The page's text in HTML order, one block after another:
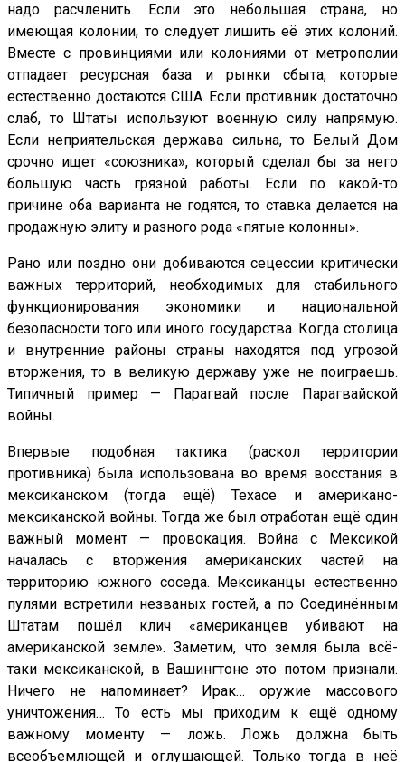
надо расчленить. Если это небольшая страна, но
имеющая колонии, то следует лишить её этих колоний.
Вместе с провинциями или колониями от метрополии
отпадает ресурсная база и рынки сбыта, которые
естественно достаются США. Если противник достаточно
слаб, то Штаты используют военную силу напрямую.
Если неприятельская держава сильна, то Белый Дом
срочно ищет «союзника», который сделал бы за него
большую часть грязной работы. Если по какой-то
причине оба варианта не годятся, то ставка делается на
продажную элиту и разного рода «пятые колонны».
Рано или поздно они добиваются сецессии критически
важных территорий, необходимых для стабильного
функционирования экономики и национальной
безопасности того или иного государства. Когда столица
и внутренние районы страны находятся под угрозой
вторжения, то в великую державу уже не поиграешь.
Типичный пример — Парагвай после Парагвайской
войны.
Впервые подобная тактика (раскол территории
противника) была использована во время восстания в
мексиканском (тогда ещё) Техасе и американо-
мексиканской войны. Тогда же был отработан ещё один
важный момент — провокация. Война с Мексикой
началась с вторжения американских частей на
территорию южного соседа. Мексиканцы естественно
пулями встретили незваных гостей, а по Соединённым
Штатам пошёл клич «американцев убивают на
американской земле». Заметим, что земля была всё-
таки мексиканской, в Вашингтоне это потом признали.
Ничего не напоминает? Ирак… оружие массового
уничтожения… То есть мы приходим к ещё одному
важному моменту — ложь. Ложь должна быть
всеобъемлющей и оглушающей. Только тогда в неё